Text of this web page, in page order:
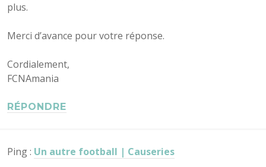
plus.
Merci d’avance pour votre réponse.
Cordialement,
FCNAmania
RÉPONDRE
Ping : Un autre football | Causeries